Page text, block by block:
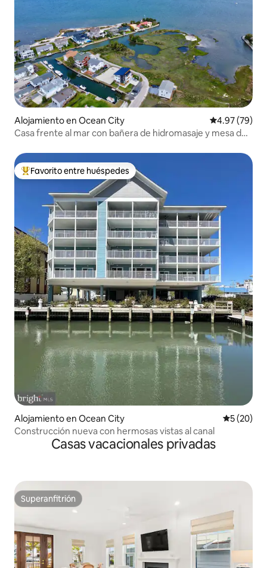
Alojamiento en Ocean City Calificación
4.97 (79)
Casa frente al mar con bañera de hidromasaje y mesa de
Favorito entre huéspedes preferido
Favorito entre huéspedes
Alojamiento en Ocean City
5 (20)
Construcción nueva con hermosas vistas al canal
Casas vacacionales privadas
Superanfitrión
Superanfitrión